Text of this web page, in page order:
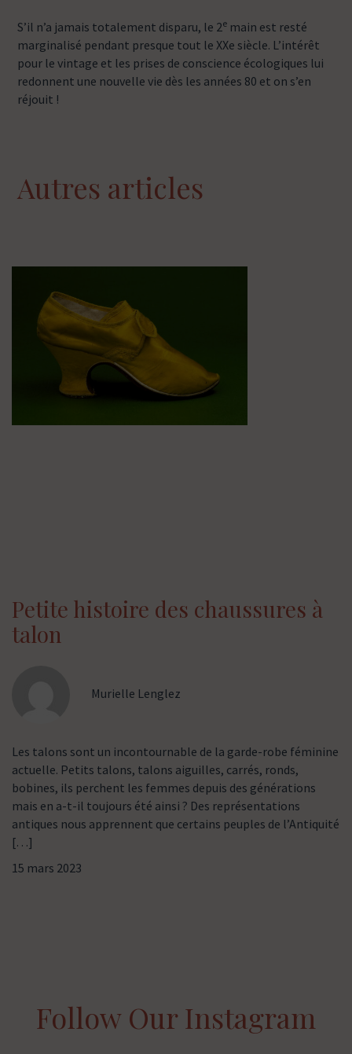
S’il n’a jamais totalement disparu, le 2e main est resté
marginalisé pendant presque tout le XXe siècle. L’intérêt
pour le vintage et les prises de conscience écologiques lui
redonnent une nouvelle vie dès les années 80 et on s’en
réjouit !
Autres articles
Petite histoire des chaussures à
talon
Murielle Lenglez
Les talons sont un incontournable de la garde-robe féminine
actuelle. Petits talons, talons aiguilles, carrés, ronds,
bobines, ils perchent les femmes depuis des générations
mais en a-t-il toujours été ainsi ? Des représentations
antiques nous apprennent que certains peuples de l’Antiquité
[…]
15 mars 2023
Follow Our Instagram